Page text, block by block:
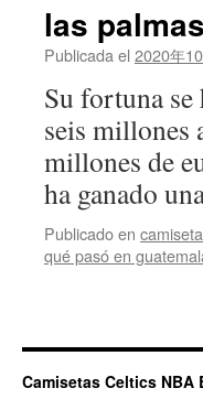
las
Publicada el 2020年
Su fortuna
seis millones
millones de
ha ganado
Publicado en
qué pasó en
Camisetas Celtics NBA